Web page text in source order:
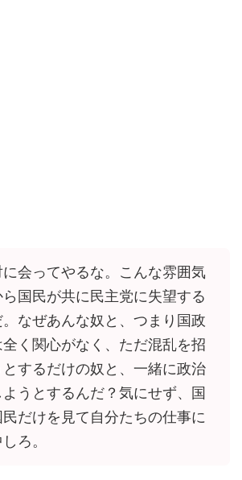
会ってやるな。こんな雰囲気
ら国民が共に民主党に失望する
。なぜあんな奴と、つまり国政
全く関心がなく、ただ混乱を招
とするだけの奴と、一緒に政治
ようとするんだ？気にせず、国
民だけを見て自分たちの仕事に
ろ。